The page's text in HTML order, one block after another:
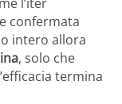
confermata
intero allora
, solo che
termina